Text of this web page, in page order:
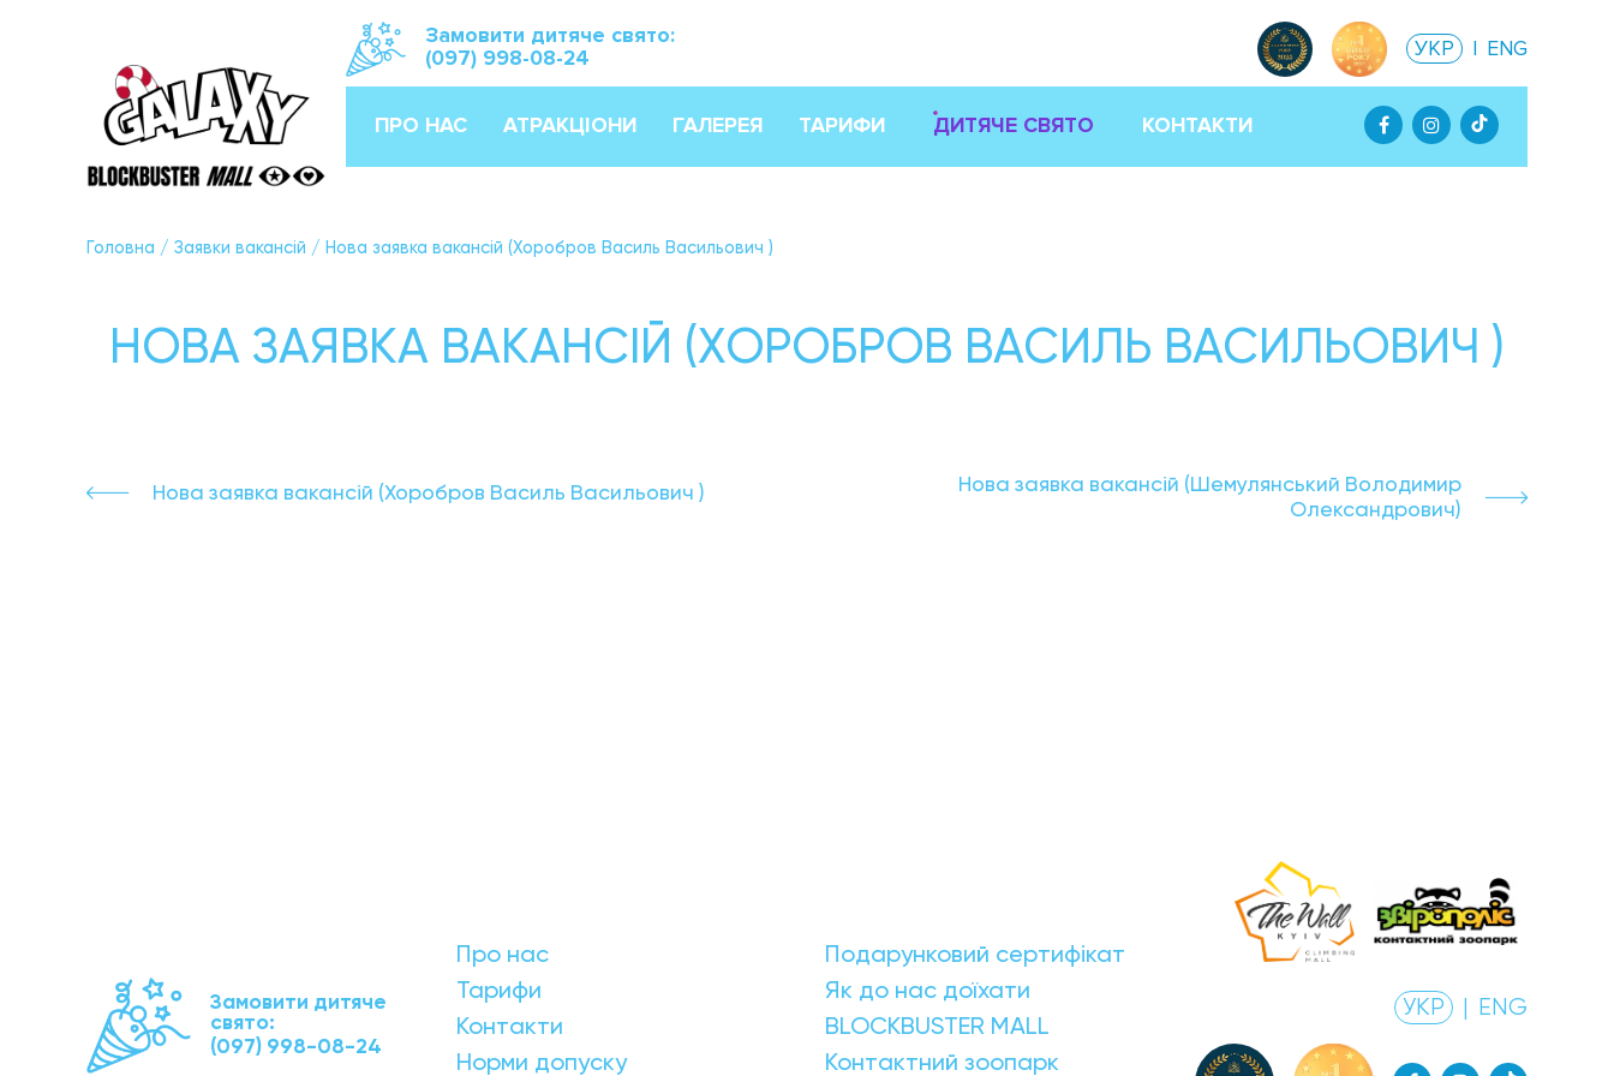
ПРО НАС АТРАКЦІОНИ ГАЛЕРЕЯ ТАРИФИ ДИТЯЧЕ СВЯТО КОНТАКТИ
Замовити дитяче свято:
(097) 998-08-24
УКР | ENG
Головна / Заявки вакансій / Нова заявка вакансій (Хоробров Василь Васильович )
НОВА ЗАЯВКА ВАКАНСІЙ (ХОРОБРОВ ВАСИЛЬ ВАСИЛЬОВИЧ )
Нова заявка вакансій (Хоробров Василь Васильович )
Нова заявка вакансій (Шемулянський Володимир
Олександрович)
Замовити дитяче
свято:
(097) 998-08-24
Про нас
Тарифи
Контакти
Норми допуску
Подарунковий сертифікат
Як до нас доїхати
BLOCKBUSTER MALL
Контактний зоопарк
УКР | ENG